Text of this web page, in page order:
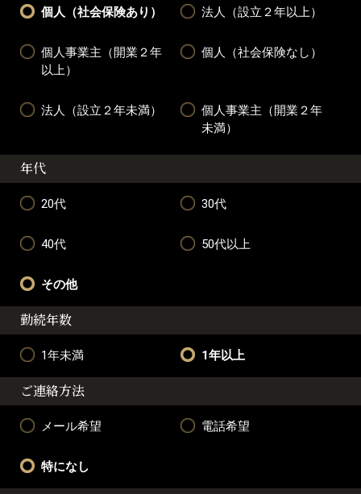
個人（社会保険あり） 法人（設立２年以上）
個人事業主（開業２年
以上）
個人（社会保険なし）
法人（設立２年未満）
個人事業主（開業２年
未満）
年代
20代 30代
40代 50代以上
その他
勤続年数
1年未満 1年以上
ご連絡方法
メール希望 電話希望
特になし